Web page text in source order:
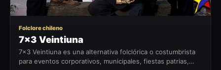
Folclore chileno
7x3 Veintiuna
7x3 Veintiuna es una alternativa folclórica o costumbrista
para eventos corporativos, municipales, fiestas patrias,